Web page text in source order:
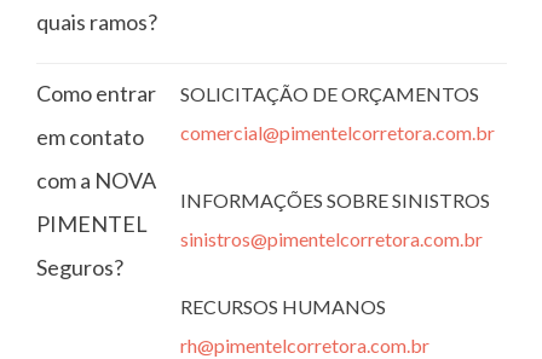
quais ramos?
Como entrar
em contato
com a NOVA
PIMENTEL
Seguros?
SOLICITAÇÃO DE ORÇAMENTOS
comercial@pimentelcorretora.com.br
INFORMAÇÕES SOBRE SINISTROS
sinistros@pimentelcorretora.com.br
RECURSOS HUMANOS
rh@pimentelcorretora.com.br